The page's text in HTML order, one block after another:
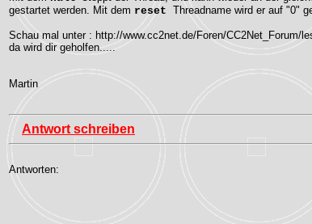
gestartet werden. Mit dem reset Threadname wird er auf "0"
Schau mal unter : http://www.cc2net.de/Foren/CC2Net_Forum/
da wird dir geholfen.....
Martin
Antwort schreiben
Antworten: